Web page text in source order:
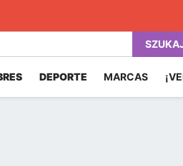
DEPORTE MARCAS